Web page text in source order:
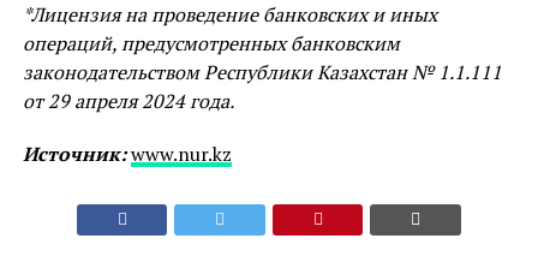
*Лицензия на проведение банковских и иных
операций, предусмотренных банковским
законодательством Республики Казахстан № 1.1.111
от 29 апреля 2024 года.
Источник:www.nur.kz